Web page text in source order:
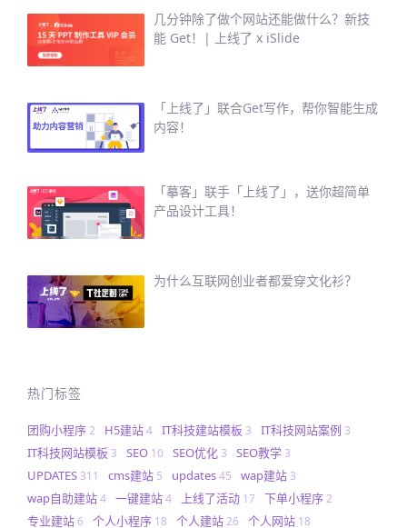
几分钟除了做个网站还能做什么？新技
能 Get！| 上线了 x iSlide
「上线了」联合Get写作，帮你智能生成
内容！
「摹客」联手「上线了」，送你超简单
产品设计工具！
为什么互联网创业者都爱穿文化衫？
热门标签
团购小程序2 H5建站4 IT科技建站模板 3 IT科技网站案例 3
IT科技网站模板 3 SEO 10 SEO优化 3 SEO教学 3
UPDATES 311 cms建站 5 updates45 wap建站 3
wap自助建站4 一键建站4 上线了活动 17 下单小程序2
专业建站6 个人小程序 18 个人建站26 个人网站 18